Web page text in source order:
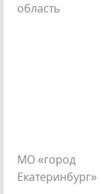
область
МО «город
Екатеринбург»